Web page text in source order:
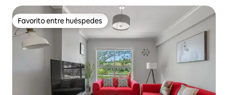
Favorito entre huéspedes
Favorito entre huéspedes